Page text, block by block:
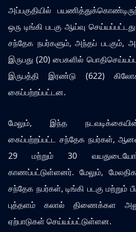
அப்பகுதியில்
ஒரு டிங்கி படகு ஆய்வு
சந்தேக நபர்களும், அந்தப் படகும்,
இருபது (20) பைகளில்
இருபத்தி இரண்டு (622)
கைப்பற்றப்பட்டன.
மேலும், இந்த
கைப்பற்றப்பட்ட சந்தேக நபர்கள்,
29 மற்றும் 30
காணப்பட்டுள்ளனர். மேலும்,
சந்தேக நபர்கள், டிங்கி படகு
புத்தளம் கலால் திணைக்கள
ஏற்பாடுகள் செய்யப்பட்டுள்ளன.